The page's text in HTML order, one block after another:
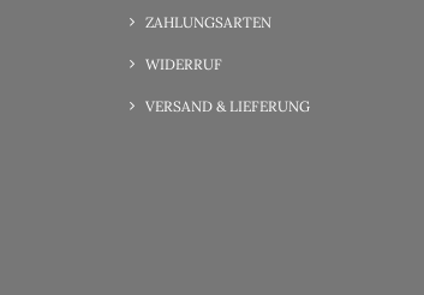
ZAHLUNGSARTEN
WIDERRUF
VERSAND & LIEFERUNG